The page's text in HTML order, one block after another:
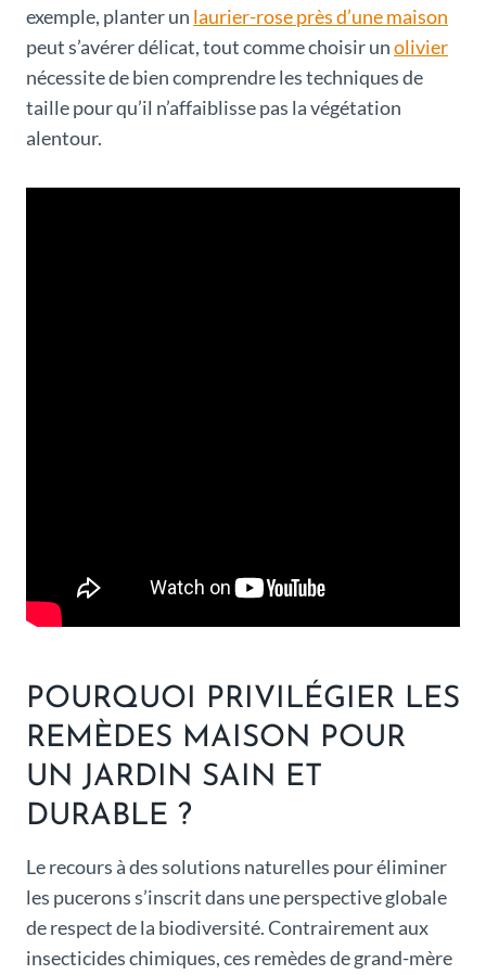
exemple, planter un laurier-rose près d’une maison
peut s’avérer délicat, tout comme choisir unolivier
nécessite de bien comprendre les techniques de
taille pour qu’il n’affaiblisse pas la végétation
alentour.
POURQUOI PRIVILÉGIER LES
REMÈDES MAISON POUR
UN JARDIN SAIN ET
DURABLE ?
Le recours à des solutions naturelles pour éliminer
les pucerons s’inscrit dans une perspective globale
de respect de la biodiversité. Contrairement aux
insecticides chimiques, ces remèdes de grand-mère